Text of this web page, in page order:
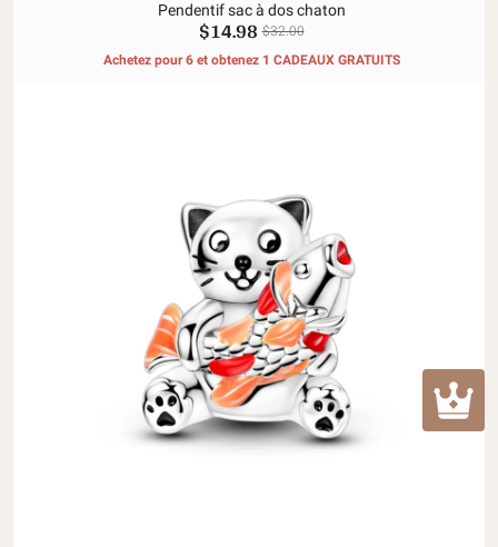
Pendentif sac à dos chaton
$14.98 $32.00
Achetez pour 6 et obtenez 1 CADEAUX GRATUITS